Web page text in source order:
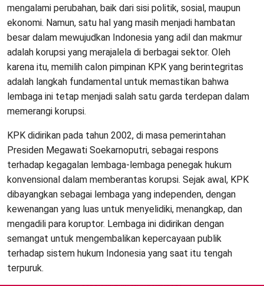
mengalami perubahan, baik dari sisi politik, sosial, maupun
ekonomi. Namun, satu hal yang masih menjadi hambatan
besar dalam mewujudkan Indonesia yang adil dan makmur
adalah korupsi yang merajalela di berbagai sektor. Oleh
karena itu, memilih calon pimpinan KPK yang berintegritas
adalah langkah fundamental untuk memastikan bahwa
lembaga ini tetap menjadi salah satu garda terdepan dalam
memerangi korupsi.
KPK didirikan pada tahun 2002, di masa pemerintahan
Presiden Megawati Soekarnoputri, sebagai respons
terhadap kegagalan lembaga-lembaga penegak hukum
konvensional dalam memberantas korupsi. Sejak awal, KPK
dibayangkan sebagai lembaga yang independen, dengan
kewenangan yang luas untuk menyelidiki, menangkap, dan
mengadili para koruptor. Lembaga ini didirikan dengan
semangat untuk mengembalikan kepercayaan publik
terhadap sistem hukum Indonesia yang saat itu tengah
terpuruk.